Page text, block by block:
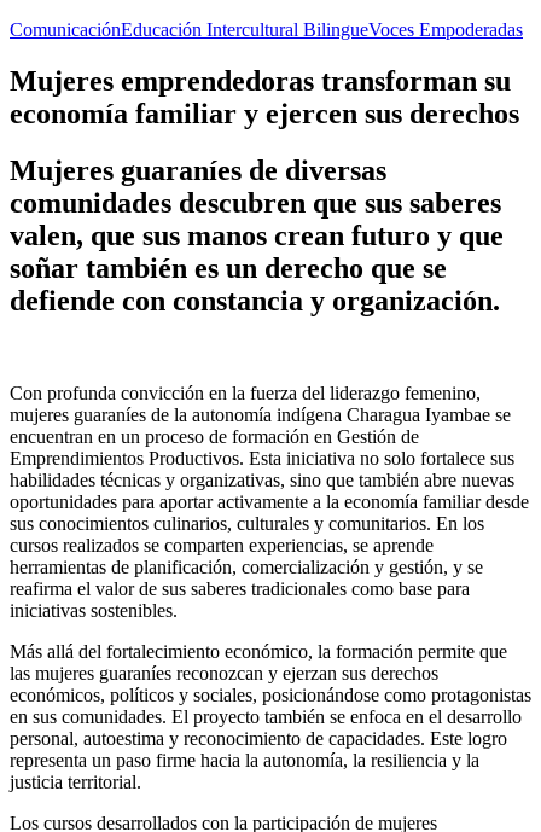
ComunicaciónEducación Intercultural BilingueVoces Empoderadas
Mujeres emprendedoras transforman su
economía familiar y ejercen sus derechos
Mujeres guaraníes de diversas
comunidades descubren que sus saberes
valen, que sus manos crean futuro y que
soñar también es un derecho que se
defiende con constancia y organización.
Con profunda convicción en la fuerza del liderazgo femenino,
mujeres guaraníes de la autonomía indígena Charagua Iyambae se
encuentran en un proceso de formación en Gestión de
Emprendimientos Productivos. Esta iniciativa no solo fortalece sus
habilidades técnicas y organizativas, sino que también abre nuevas
oportunidades para aportar activamente a la economía familiar desde
sus conocimientos culinarios, culturales y comunitarios. En los
cursos realizados se comparten experiencias, se aprende
herramientas de planificación, comercialización y gestión, y se
reafirma el valor de sus saberes tradicionales como base para
iniciativas sostenibles.
Más allá del fortalecimiento económico, la formación permite que
las mujeres guaraníes reconozcan y ejerzan sus derechos
económicos, políticos y sociales, posicionándose como protagonistas
en sus comunidades. El proyecto también se enfoca en el desarrollo
personal, autoestima y reconocimiento de capacidades. Este logro
representa un paso firme hacia la autonomía, la resiliencia y la
justicia territorial.
Los cursos desarrollados con la participación de mujeres